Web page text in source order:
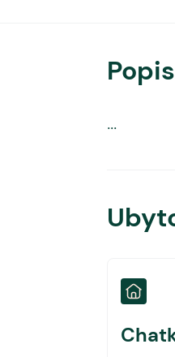
...